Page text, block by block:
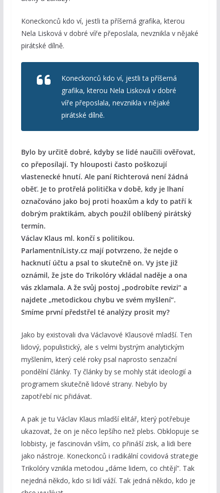
Koneckonců kdo ví, jestli ta příšerná grafika, kterou
Nela Lisková v dobré víře přeposlala, nevznikla v nějaké
pirátské dílně.
Koneckonců kdo ví, jestli ta příšerná
grafika, kterou Nela Lisková v dobré
víře přeposlala, nevznikla v nějaké
pirátské dílně.
Bylo by určitě dobré, kdyby se lidé naučili ověřovat,
co přeposílají. Ty hlouposti často poškozují
vlastenecké hnutí. Ale paní Richterová není žádná
oběť. Je to protřelá politička v době, kdy je lhaní
označováno jako boj proti hoaxům a kdy to patří k
dobrým praktikám, abych použil oblíbený pirátský
termín.
Václav Klaus ml. končí s politikou.
ParlamentníListy.cz mají potvrzeno, že nejde o
hacknutí účtu a psal to skutečně on. Vy jste již
oznámil, že jste do Trikolóry vkládal naděje a ona
vás zklamala. A že svůj postoj „podrobíte revizi“ a
najdete „metodickou chybu ve svém myšlení“.
Smíme první předstřel té analýzy prosit my?
Jako by existovali dva Václavové Klausové mladší. Ten
lidový, populistický, ale s velmi bystrým analytickým
myšlením, který celé roky psal naprosto senzační
pondělní články. Ty články by se mohly stát ideologií a
programem skutečně lidové strany. Nebylo by
zapotřebí nic přidávat.
A pak je tu Václav Klaus mladší elitář, který potřebuje
ukazovat, že on je něco lepšího než plebs. Obklopuje se
lobbisty, je fascinován vším, co přináší zisk, a lidi bere
jako nástroje. Koneckonců i radikální covidová strategie
Trikolóry vznikla metodou „dáme lidem, co chtějí“. Tak
nejedná někdo, kdo si lidí váží. Tak jedná někdo, kdo je